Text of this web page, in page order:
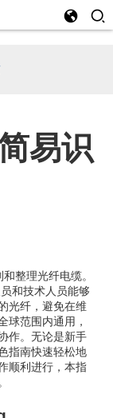
易识
整理光纤电缆。
和技术人员能够
光纤，避免在维
球范围内通用，
作。无论是新手
指南快速轻松地
顺利进行，本指